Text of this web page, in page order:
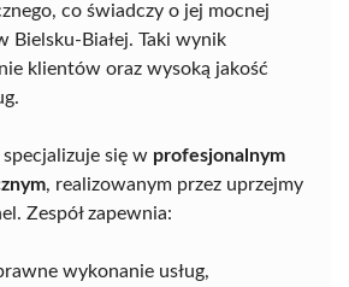
co świadczy o jej mocnej
Bielsku-Białej. Taki wynik
klientów oraz wysoką jakość
się w profesjonalnym
, realizowanym przez uprzejmy
Zespół zapewnia:
wykonanie usług,